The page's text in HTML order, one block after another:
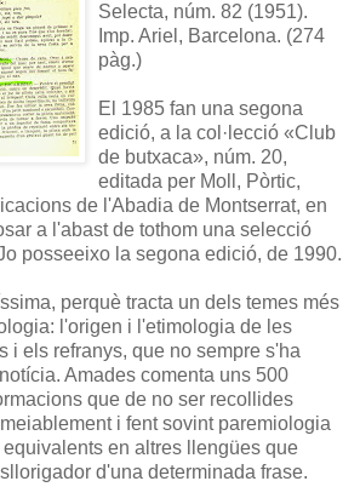
Selecta, núm. 82 (1951).
Imp. Ariel, Barcelona. (274
pàg.)
El 1985 fan una segona
edició, a la col·lecció «Club
de butxaca», núm. 20,
editada per Moll, Pòrtic,
de l'Abadia de Montserrat, en
a l'abast de tothom una selecció
posseeixo la segona edició, de 1990.
perquè tracta un dels temes més
l'origen i l'etimologia de les
i els refranys, que no sempre s'ha
Amades comenta uns 500
que de no ser recollides
i fent sovint paremiologia
en altres llengües que
d'una determinada frase.